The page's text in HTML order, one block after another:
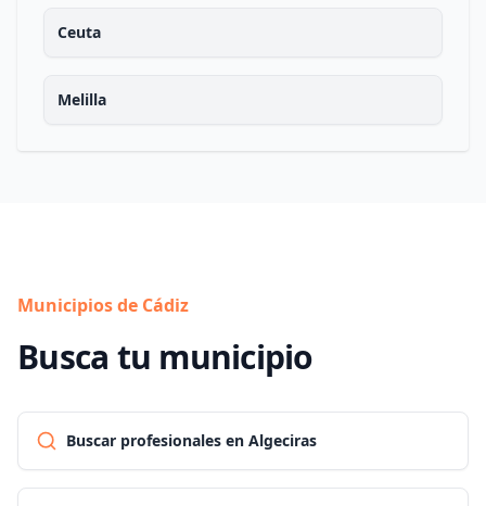
Ceuta
Melilla
Municipios de Cádiz
Busca tu municipio
Buscar profesionales en Algeciras